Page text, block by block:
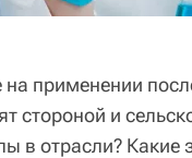
применении
стороной и
в отрасли? Какие